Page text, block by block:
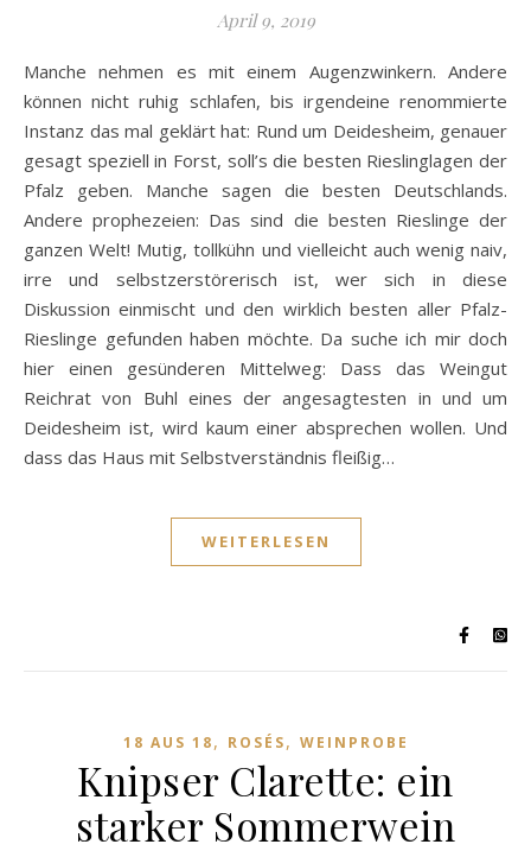
April 9, 2019
Manche nehmen es mit einem Augenzwinkern. Andere
können nicht ruhig schlafen, bis irgendeine renommierte
Instanz das mal geklärt hat: Rund um Deidesheim, genauer
gesagt speziell in Forst, soll’s die besten Rieslinglagen der
Pfalz geben. Manche sagen die besten Deutschlands.
Andere prophezeien: Das sind die besten Rieslinge der
ganzen Welt! Mutig, tollkühn und vielleicht auch wenig naiv,
irre und selbstzerstörerisch ist, wer sich in diese
Diskussion einmischt und den wirklich besten aller Pfalz-
Rieslinge gefunden haben möchte. Da suche ich mir doch
hier einen gesünderen Mittelweg: Dass das Weingut
Reichrat von Buhl eines der angesagtesten in und um
Deidesheim ist, wird kaum einer absprechen wollen. Und
dass das Haus mit Selbstverständnis fleißig…
WEITERLESEN
18 AUS 18, ROSÉS, WEINPROBE
Knipser Clarette: ein
starker Sommerwein